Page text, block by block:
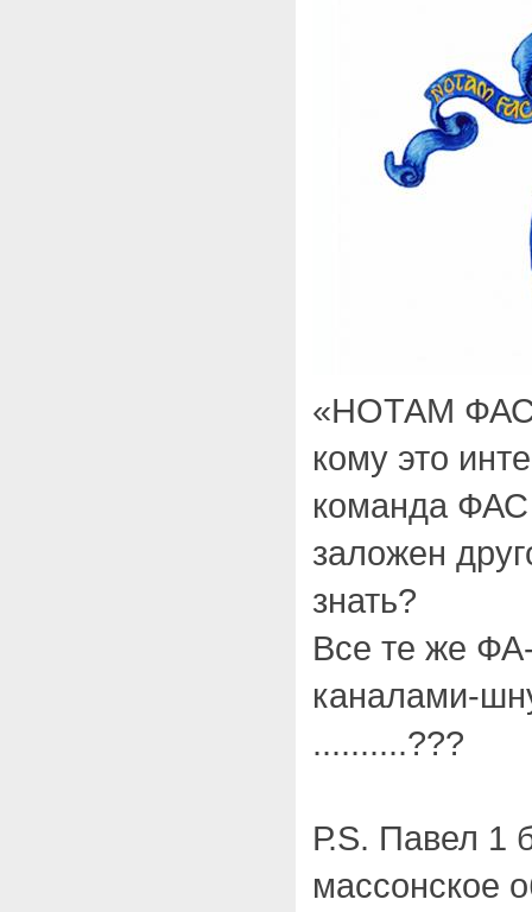
«НОТАМ
кому это
команда
заложен
знать?
Все те же
каналами-
..........???
Р.S. Павел 1
массонское